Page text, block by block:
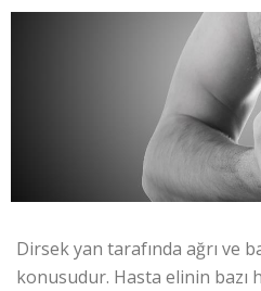
Dirsek yan tarafında ağrı ve
konusudur. Hasta elinin bazı